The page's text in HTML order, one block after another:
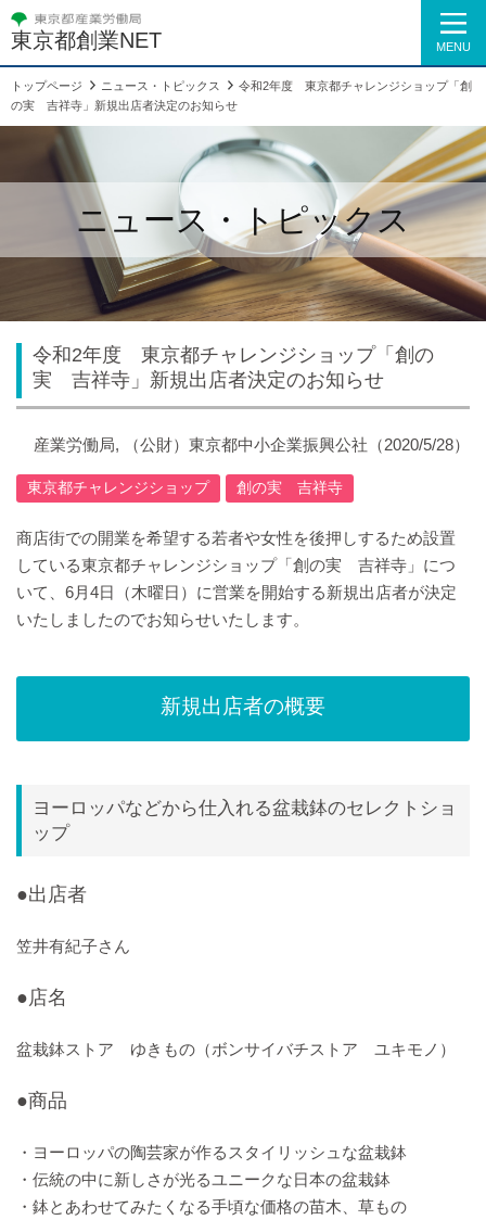
東京都創業NET MENU
トップページ ニュース・トピックス
令和2年度 東京都チャレンジショップ「創
の実 吉祥寺」新規出店者決定のお知らせ
ニュース・トピックス
令和2年度 東京都チャレンジショップ「創の
実 吉祥寺」新規出店者決定のお知らせ
産業労働局, （公財）東京都中小企業振興公社 （2020/5/28）
東京都チャレンジショップ 創の実 吉祥寺
商店街での開業を希望する若者や女性を後押しするため設置
している東京都チャレンジショップ「創の実 吉祥寺」につ
いて、6月4日（木曜日）に営業を開始する新規出店者が決定
いたしましたのでお知らせいたします。
新規出店者の概要
ヨーロッパなどから仕入れる盆栽鉢のセレクトショ
ップ
●出店者
笠井有紀子さん
●店名
盆栽鉢ストア ゆきもの（ボンサイバチストア ユキモノ）
●商品
・ヨーロッパの陶芸家が作るスタイリッシュな盆栽鉢
・伝統の中に新しさが光るユニークな日本の盆栽鉢
・鉢とあわせてみたくなる手頃な価格の苗木、草もの